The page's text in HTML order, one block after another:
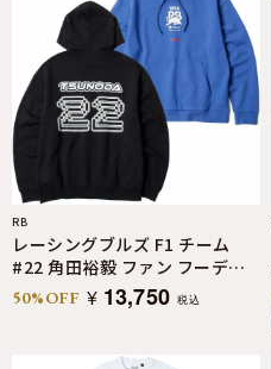
RB
レーシングブルズ F1 チーム
#22 角田裕毅 ファン フーディ
ー
50%OFF ¥ 13,750 税込